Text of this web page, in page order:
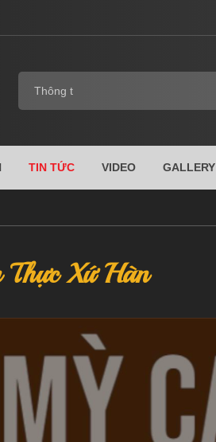
TIN TỨC VIDEO GALLERY
Xứ Hàn